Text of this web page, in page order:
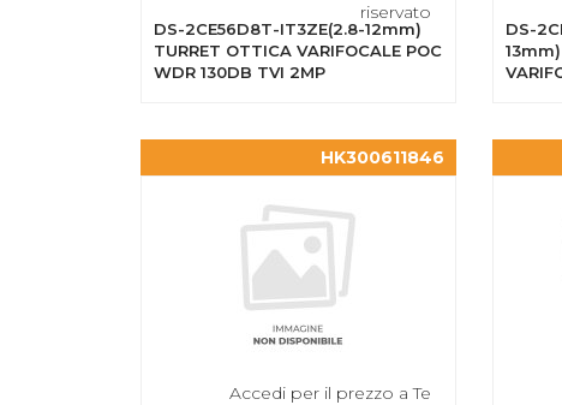
riservato
DS-2CE56D8T-IT3ZE(2.8-12mm)
TURRET OTTICA VARIFOCALE POC
WDR 130DB TVI 2MP
DS-
HK300611846
Accedi per il prezzo a Te